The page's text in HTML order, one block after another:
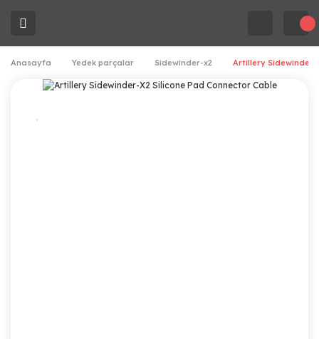
Anasayfa Yedek parçalar Sidewinder-x2 Artillery Sidewinder-